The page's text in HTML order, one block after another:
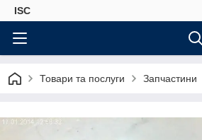
ISC
Товари та послуги Запчастини